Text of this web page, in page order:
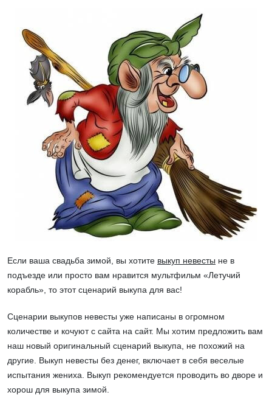
Если ваша свадьба зимой , вы хотите выкуп невесты не в
подъезде или просто вам нравится мультфильм «Летучий
корабль», то этот сценарий выкупа для вас!
Сценарии выкупов невесты уже написаны в огромном
количестве и кочуют с сайта на сайт. Мы хотим предложить вам
наш новый оригинальный сценарий выкупа, не похожий на
другие. Выкуп невесты без денег, включает в себя веселые
испытания жениха. Выкуп рекомендуется проводить во дворе и
хорош для выкупа зимой.